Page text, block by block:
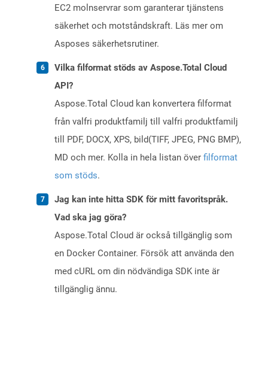
EC2 molnservrar som garanterar tjänstens
säkerhet och motståndskraft. Läs mer om
Asposes säkerhetsrutiner.
Vilka filformat stöds av Aspose.Total Cloud
API?
Aspose.Total Cloud kan konvertera filformat
från valfri produktfamilj till valfri produktfamilj
till PDF, DOCX, XPS, bild(TIFF, JPEG, PNG BMP),
MD och mer. Kolla in hela listan över filformat
som stöds.
Jag kan inte hitta SDK för mitt favoritspråk.
Vad ska jag göra?
Aspose.Total Cloud är också tillgänglig som
en Docker Container. Försök att använda den
med cURL om din nödvändiga SDK inte är
tillgänglig ännu.